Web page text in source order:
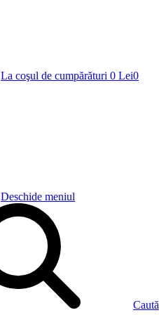
La coşul de cumpărături 0 Lei0
Deschide meniul
Caută